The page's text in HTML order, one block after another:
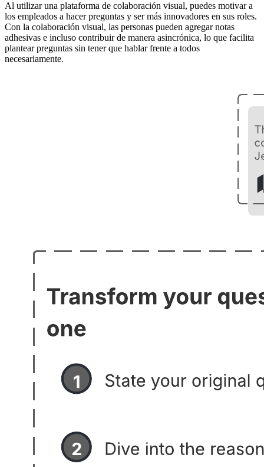
Al utilizar una plataforma de colaboración visual, puedes motivar a
los empleados a hacer preguntas y ser más innovadores en sus roles.
Con la colaboración visual, las personas pueden agregar notas
adhesivas e incluso contribuir de manera asincrónica, lo que facilita
plantear preguntas sin tener que hablar frente a todos
necesariamente.